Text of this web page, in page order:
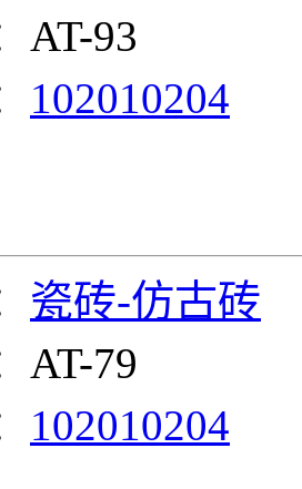
AT-93
102010204
瓷砖-仿古砖
AT-79
102010204